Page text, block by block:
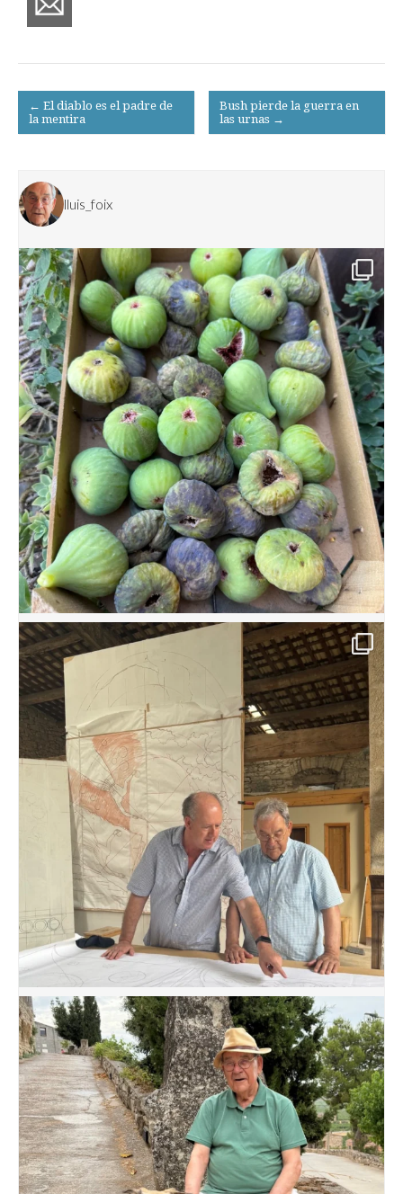
Post
navigation
← El diablo es el padre de
la mentira
Bush pierde la guerra en
las urnas →
lluis_foix